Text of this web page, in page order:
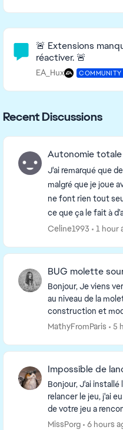
Community Highlights
🚨 Extensions
réactiver. 🚨
EA_Hux COMMUNITY
Recent Discussions
Autonomie totale
J'ai remarqué que
malgré que je joue
ne font rien tout
ce que ça le fait à
Celine1993
1 hour
BUG molette
Bonjour, Je viens vers vous pour vous signaler un bug
au niveau de la
construction et mode
information, ma
MathyFromParis 5
Impossible de
Bonjour, J'ai installé la maj ce matin, et quand j'ai voulu
relancer le jeu, j'ai
de votre jeu a
MissPorg 6 hours